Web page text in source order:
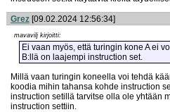
Grez [09.02.2024 12:56:34]
mavavilj kirjoitti:
Ei vaan myös, että turingin kone A ei
B:llä on laajempi instruction set.
Millä vaan turingin koneella voi tehdä
koodia mihin tahansa kohde instruction
instruction setillä tarvitse olla ole yhtään
instruction settiin.